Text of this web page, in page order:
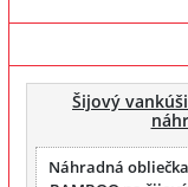
Šijový
Náhradná obliečka